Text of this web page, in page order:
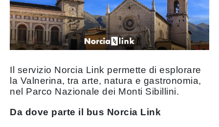
Il servizio Norcia Link permette di esplorare
la Valnerina, tra arte, natura e gastronomia,
nel Parco Nazionale dei Monti Sibillini.
Da dove parte il bus Norcia Link